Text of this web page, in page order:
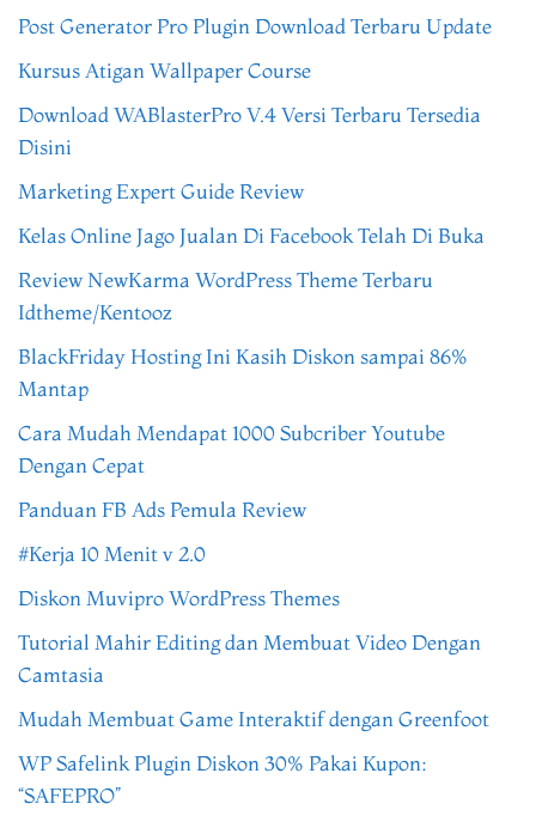
Post Generator Pro Plugin Download Terbaru Update
Kursus Atigan Wallpaper Course
Download WABlasterPro V.4 Versi Terbaru Tersedia
Disini
Marketing Expert Guide Review
Kelas Online Jago Jualan Di Facebook Telah Di Buka
Review NewKarma WordPress Theme Terbaru
Idtheme/Kentooz
BlackFriday Hosting Ini Kasih Diskon sampai 86%
Mantap
Cara Mudah Mendapat 1000 Subcriber Youtube
Dengan Cepat
Panduan FB Ads Pemula Review
#Kerja 10 Menit v 2.0
Diskon Muvipro WordPress Themes
Tutorial Mahir Editing dan Membuat Video Dengan
Camtasia
Mudah Membuat Game Interaktif dengan Greenfoot
WP Safelink Plugin Diskon 30% Pakai Kupon:
“SAFEPRO”